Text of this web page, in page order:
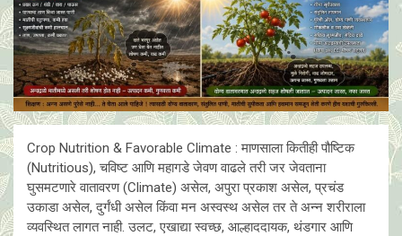
Crop Nutrition & Favorable Climate : माणसाला कितीही पौष्टिक
(Nutritious), चविष्ट आणि महागडे जेवण वाढले तरी जर जेवताना
घुसमटणारे वातावरण (Climate) असेल, अपुरा प्रकाश असेल, प्रचंड
उकाडा असेल, दुर्गंधी असेल किंवा मन अस्वस्थ असेल तर ते अन्न शरीराला
व्यवस्थित लागत नाही. उलट, एखाद्या स्वच्छ, आल्हाददायक, थंडगार आणि